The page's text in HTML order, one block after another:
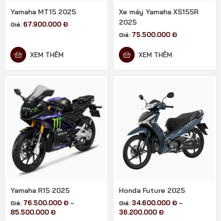
Yamaha MT15 2025
Giá: 67.900.000 Đ
XEM THÊM
Xe máy Yamaha XS155R
2025
Giá: 75.500.000 Đ
XEM THÊM
Yamaha R15 2025
Giá: 76.500.000 Đ –
85.500.000 ĐKhoảng
Honda Future 2025
Giá: 34.600.000 Đ –
36.200.000 ĐKhoảng